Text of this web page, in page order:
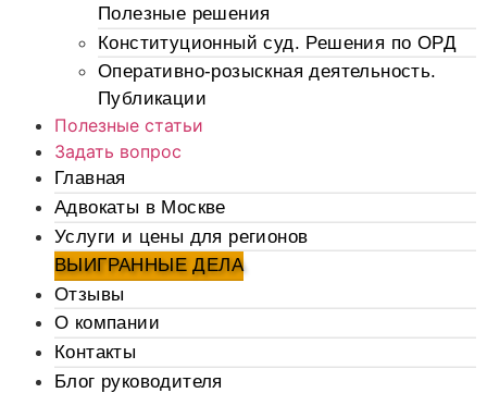
Полезные решения
Конституционный суд. Решения по ОРД
Оперативно-розыскная деятельность.
Публикации
Полезные статьи
Задать вопрос
Главная
Адвокаты в Москве
Услуги и цены для регионов
ВЫИГРАННЫЕ ДЕЛА
Отзывы
О компании
Контакты
Блог руководителя